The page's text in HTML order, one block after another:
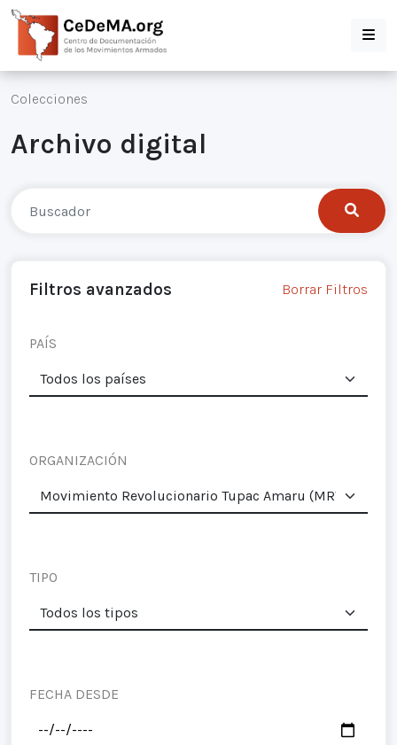
Colecciones
Archivo digital
Filtros avanzados Borrar Filtros
PAÍS
ORGANIZACIÓN
TIPO
FECHA DESDE